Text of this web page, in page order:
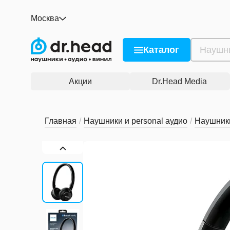
Москва
Каталог
Акции Dr.Head Media
Главная / Наушники и personal аудио /
Описание и характеристики Рейтинг и отзывы